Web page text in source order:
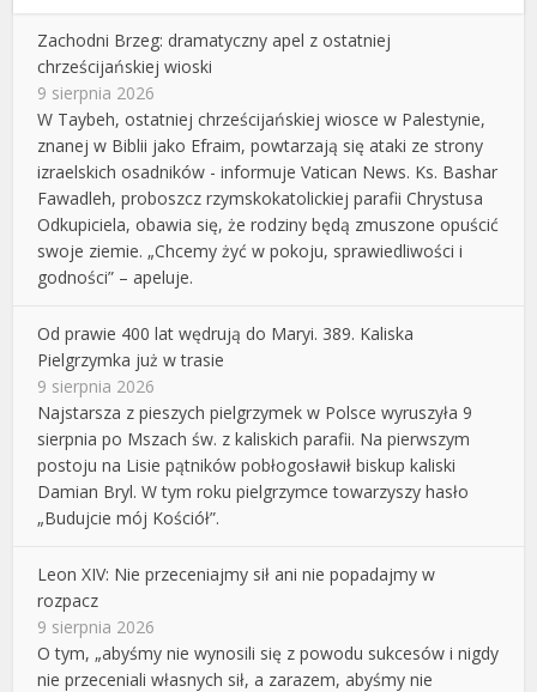
Zachodni Brzeg: dramatyczny apel z ostatniej
chrześcijańskiej wioski
9 sierpnia 2026
W Taybeh, ostatniej chrześcijańskiej wiosce w Palestynie,
znanej w Biblii jako Efraim, powtarzają się ataki ze strony
izraelskich osadników - informuje Vatican News. Ks. Bashar
Fawadleh, proboszcz rzymskokatolickiej parafii Chrystusa
Odkupiciela, obawia się, że rodziny będą zmuszone opuścić
swoje ziemie. „Chcemy żyć w pokoju, sprawiedliwości i
godności” – apeluje.
Od prawie 400 lat wędrują do Maryi. 389. Kaliska
Pielgrzymka już w trasie
9 sierpnia 2026
Najstarsza z pieszych pielgrzymek w Polsce wyruszyła 9
sierpnia po Mszach św. z kaliskich parafii. Na pierwszym
postoju na Lisie pątników pobłogosławił biskup kaliski
Damian Bryl. W tym roku pielgrzymce towarzyszy hasło
„Budujcie mój Kościół”.
Leon XIV: Nie przeceniajmy sił ani nie popadajmy w
rozpacz
9 sierpnia 2026
O tym, „abyśmy nie wynosili się z powodu sukcesów i nigdy
nie przeceniali własnych sił, a zarazem, abyśmy nie